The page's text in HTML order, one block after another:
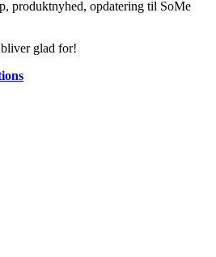
produktnyhed, opdatering til SoMe
glad for!